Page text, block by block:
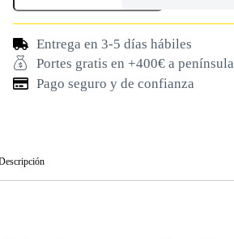
Entrega en 3-5 días hábiles
Portes gratis en +400€ a península
Pago seguro y de confianza